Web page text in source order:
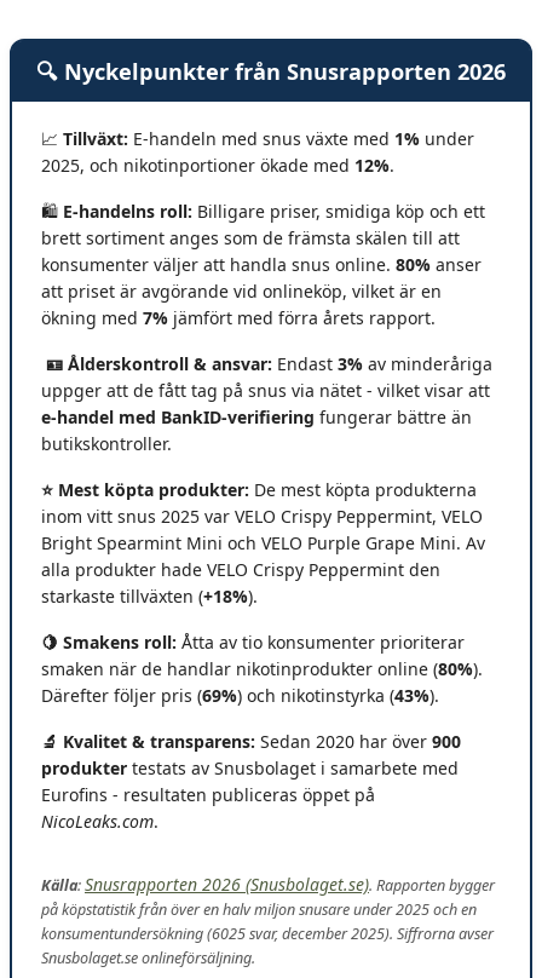
🔍 Nyckelpunkter från Snusrapporten 2026
📈 Tillväxt: E-handeln med snus växte med 1% under
2025, och nikotinportioner ökade med 12%.
🛍️ E-handelns roll: Billigare priser, smidiga köp och ett
brett sortiment anges som de främsta skälen till att
konsumenter väljer att handla snus online. 80% anser
att priset är avgörande vid onlineköp, vilket är en
ökning med 7% jämfört med förra årets rapport.
🪪 Ålderskontroll & ansvar: Endast 3% av minderåriga
uppger att de fått tag på snus via nätet - vilket visar att
e-handel med BankID-verifiering fungerar bättre än
butikskontroller.
⭐ Mest köpta produkter: De mest köpta produkterna
inom vitt snus 2025 var VELO Crispy Peppermint, VELO
Bright Spearmint Mini och VELO Purple Grape Mini. Av
alla produkter hade VELO Crispy Peppermint den
starkaste tillväxten (+18%).
🍋 Smakens roll: Åtta av tio konsumenter prioriterar
smaken när de handlar nikotinprodukter online (80%).
Därefter följer pris (69%) och nikotinstyrka (43%).
🔬 Kvalitet & transparens: Sedan 2020 har över 900
produkter testats av Snusbolaget i samarbete med
Eurofins - resultaten publiceras öppet på
NicoLeaks.com.
Källa:Snusrapporten 2026 (Snusbolaget.se). Rapporten bygger
på köpstatistik från över en halv miljon snusare under 2025 och en
konsumentundersökning (6025 svar, december 2025). Siffrorna avser
Snusbolaget.se onlineförsäljning.